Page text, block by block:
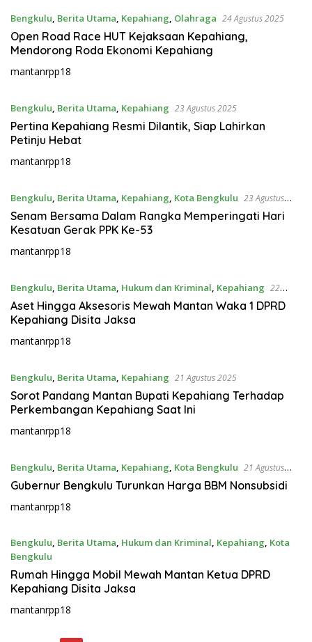
Bengkulu, Berita Utama, Kepahiang, Olahraga 24 Agustus 2025
Open Road Race HUT Kejaksaan Kepahiang,
Mendorong Roda Ekonomi Kepahiang
mantanrpp18
Bengkulu, Berita Utama, Kepahiang 23 Agustus 2025
Pertina Kepahiang Resmi Dilantik, Siap Lahirkan
Petinju Hebat
mantanrpp18
Bengkulu, Berita Utama, Kepahiang, Kota Bengkulu 23 Agustus
2025
Senam Bersama Dalam Rangka Memperingati Hari
Kesatuan Gerak PPK Ke-53
mantanrpp18
Bengkulu, Berita Utama, Hukum dan Kriminal, Kepahiang 22
Agustus 2025
Aset Hingga Aksesoris Mewah Mantan Waka 1 DPRD
Kepahiang Disita Jaksa
mantanrpp18
Bengkulu, Berita Utama, Kepahiang 21 Agustus 2025
Sorot Pandang Mantan Bupati Kepahiang Terhadap
Perkembangan Kepahiang Saat Ini
mantanrpp18
Bengkulu, Berita Utama, Kepahiang, Kota Bengkulu 21 Agustus
2025
Gubernur Bengkulu Turunkan Harga BBM Nonsubsidi
mantanrpp18
Bengkulu, Berita Utama, Hukum dan Kriminal, Kepahiang, Kota
Bengkulu
20 Agustus 2025
Rumah Hingga Mobil Mewah Mantan Ketua DPRD
Kepahiang Disita Jaksa
mantanrpp18